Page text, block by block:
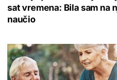
sat vremena: Bila sam na
naučio